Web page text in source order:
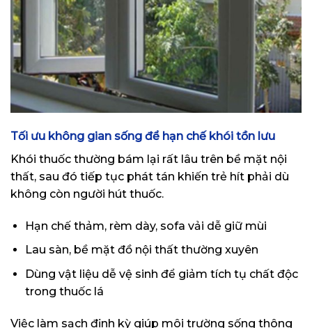
Tối ưu không gian sống để hạn chế khói tồn lưu
Khói thuốc thường bám lại rất lâu trên bề mặt nội
thất, sau đó tiếp tục phát tán khiến trẻ hít phải dù
không còn người hút thuốc.
Hạn chế thảm, rèm dày, sofa vải dễ giữ mùi
Lau sàn, bề mặt đồ nội thất thường xuyên
Dùng vật liệu dễ vệ sinh để giảm tích tụ chất độc
trong thuốc lá
Việc làm sạch định kỳ giúp môi trường sống thông